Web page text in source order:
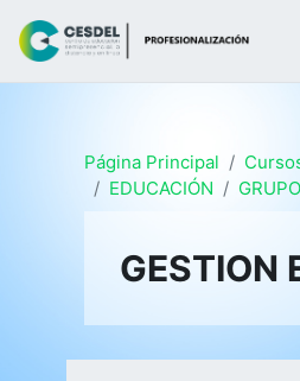
Página Principal
EDUCACIÓNMARIA LUCIA
MONTEROS